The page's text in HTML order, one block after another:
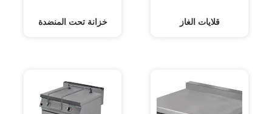
قلايات الغاز خزانة تحت المنضدة